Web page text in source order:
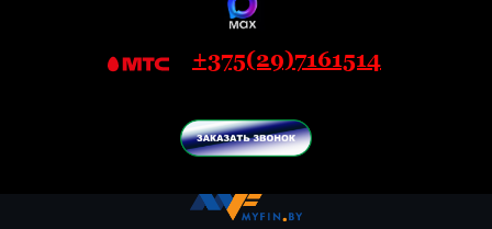
+375(29)7161514